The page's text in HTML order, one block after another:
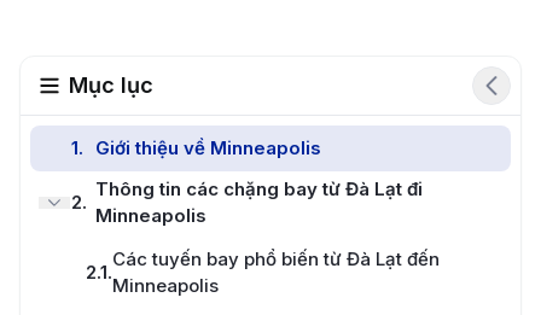
Mục lục
1. Giới thiệu về Minneapolis
2.
Thông tin các chặng bay từ Đà Lạt đi
Minneapolis
2.1.
Các tuyến bay phổ biến từ Đà Lạt đến
Minneapolis